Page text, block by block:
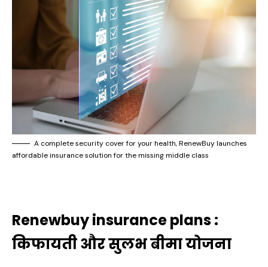
A complete security cover for your health, RenewBuy launches
affordable insurance solution for the missing middle class
Renewbuy insurance plans :
किफायती और सुलभ बीमा योजना